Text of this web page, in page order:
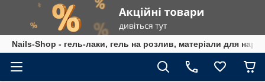
Nails-Shop - гель-лаки, гель на розлив, матеріали для